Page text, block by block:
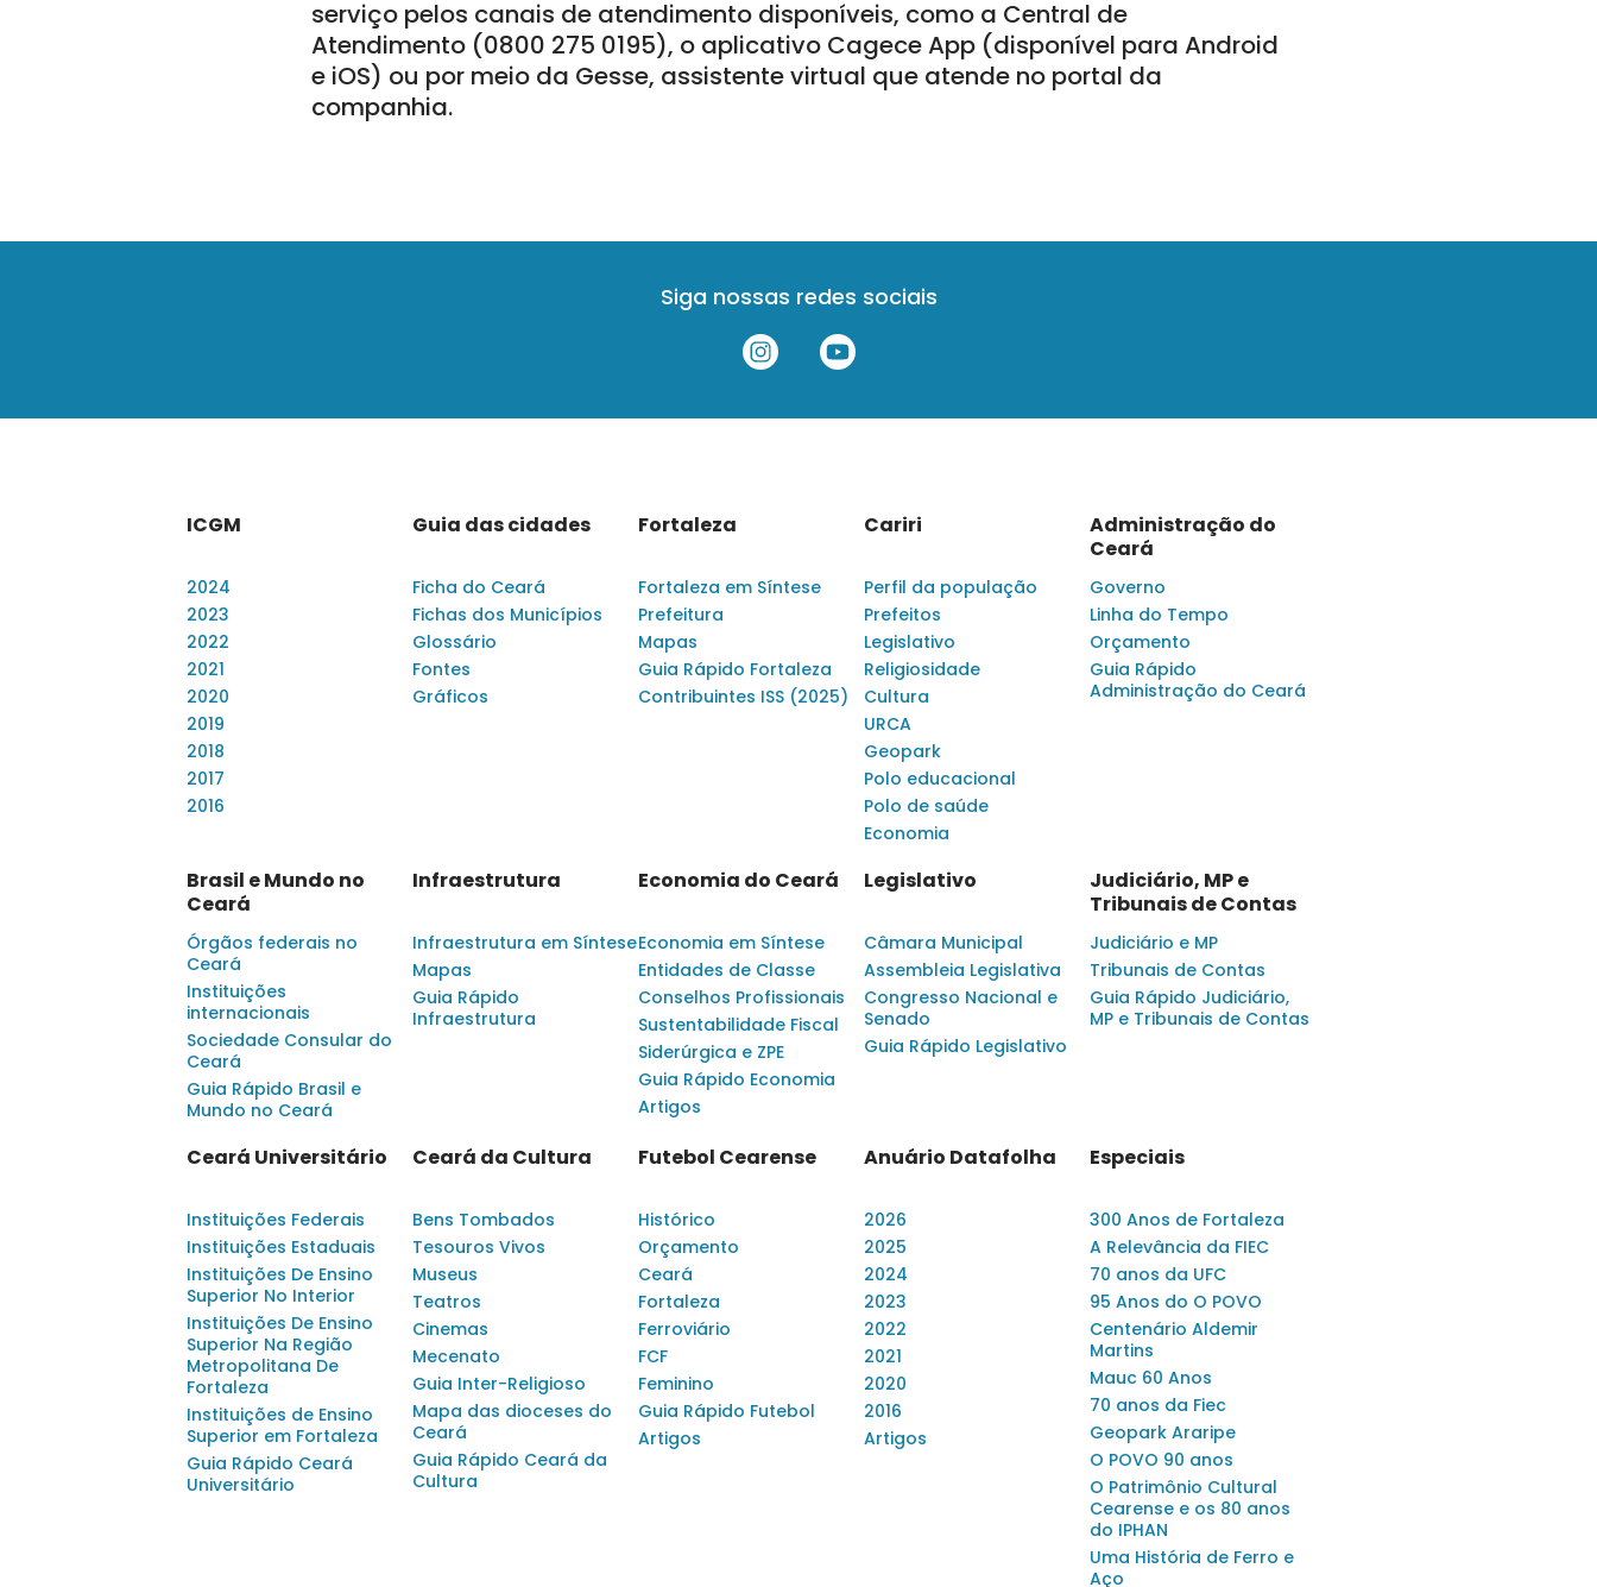
serviço pelos canais de atendimento disponíveis, como a Central de
Atendimento (0800 275 0195), o aplicativo Cagece App (disponível para Android
e iOS) ou por meio da Gesse, assistente virtual que atende no portal da
companhia.
Siga nossas redes sociais
ICGM
2024
2023
2022
2021
2020
2019
2018
2017
2016
Guia das cidades
Ficha do Ceará
Fichas dos Municípios
Glossário
Fontes
Gráficos
Fortaleza
Fortaleza em Síntese
Prefeitura
Mapas
Guia Rápido Fortaleza
Contribuintes ISS (2025)
Cariri
Perfil da população
Prefeitos
Legislativo
Religiosidade
Cultura
URCA
Geopark
Polo educacional
Polo de saúde
Economia
Administração do
Ceará
Governo
Linha do Tempo
Orçamento
Guia Rápido
Administração do Ceará
Brasil e Mundo no
Ceará
Órgãos federais no
Ceará
Instituições
internacionais
Sociedade Consular do
Ceará
Guia Rápido Brasil e
Mundo no Ceará
Infraestrutura
Infraestrutura em Síntese
Mapas
Guia Rápido
Infraestrutura
Economia do Ceará
Economia em Síntese
Entidades de Classe
Conselhos Profissionais
Sustentabilidade Fiscal
Siderúrgica e ZPE
Guia Rápido Economia
Artigos
Legislativo
Câmara Municipal
Assembleia Legislativa
Congresso Nacional e
Senado
Guia Rápido Legislativo
Judiciário, MP e
Tribunais de Contas
Judiciário e MP
Tribunais de Contas
Guia Rápido Judiciário,
MP e Tribunais de Contas
Ceará Universitário
Instituições Federais
Instituições Estaduais
Instituições De Ensino
Superior No Interior
Instituições De Ensino
Superior Na Região
Metropolitana De
Fortaleza
Instituições de Ensino
Superior em Fortaleza
Guia Rápido Ceará
Universitário
Ceará da Cultura
Bens Tombados
Tesouros Vivos
Museus
Teatros
Cinemas
Mecenato
Guia Inter-Religioso
Mapa das dioceses do
Ceará
Guia Rápido Ceará da
Cultura
Futebol Cearense
Histórico
Orçamento
Ceará
Fortaleza
Ferroviário
FCF
Feminino
Guia Rápido Futebol
Artigos
Anuário Datafolha
2026
2025
2024
2023
2022
2021
2020
2016
Artigos
Especiais
300 Anos de Fortaleza
A Relevância da FIEC
70 anos da UFC
95 Anos do O POVO
Centenário Aldemir
Martins
Mauc 60 Anos
70 anos da Fiec
Geopark Araripe
O POVO 90 anos
O Patrimônio Cultural
Cearense e os 80 anos
do IPHAN
Uma História de Ferro e
Aço